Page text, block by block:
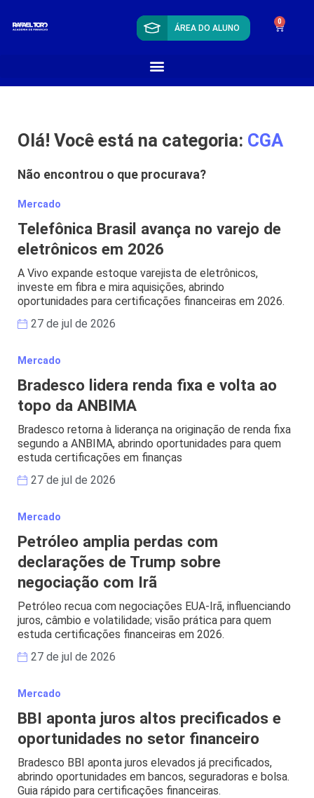
ÁREA DO ALUNO
0
Olá! Você está na categoria: CGA
Não encontrou o que procurava?
Mercado
Telefônica Brasil avança no varejo de
eletrônicos em 2026
A Vivo expande estoque varejista de eletrônicos,
investe em fibra e mira aquisições, abrindo
oportunidades para certificações financeiras em 2026.
27 de jul de 2026
Mercado
Bradesco lidera renda fixa e volta ao
topo da ANBIMA
Bradesco retorna à liderança na originação de renda fixa
segundo a ANBIMA, abrindo oportunidades para quem
estuda certificações em finanças
27 de jul de 2026
Mercado
Petróleo amplia perdas com
declarações de Trump sobre
negociação com Irã
Petróleo recua com negociações EUA-Irã, influenciando
juros, câmbio e volatilidade; visão prática para quem
estuda certificações financeiras em 2026.
27 de jul de 2026
Mercado
BBI aponta juros altos precificados e
oportunidades no setor financeiro
Bradesco BBI aponta juros elevados já precificados,
abrindo oportunidades em bancos, seguradoras e bolsa.
Guia rápido para certificações financeiras.